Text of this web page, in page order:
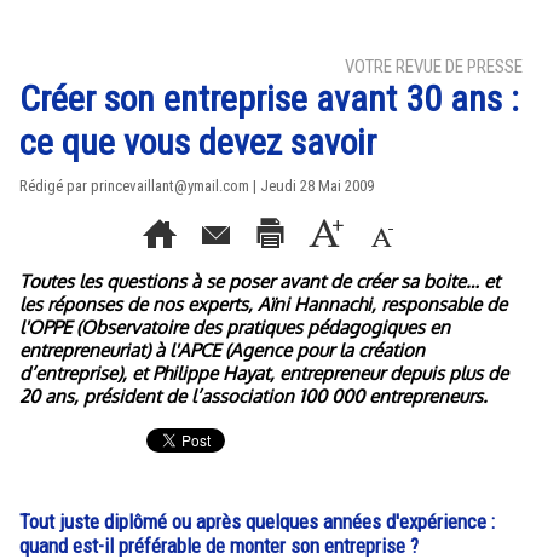
VOTRE REVUE DE PRESSE
Créer son entreprise avant 30 ans :
ce que vous devez savoir
Rédigé par princevaillant@ymail.com | Jeudi 28 Mai 2009
Toutes les questions à se poser avant de créer sa boite… et
les réponses de nos experts, Aïni Hannachi, responsable de
l'OPPE (Observatoire des pratiques pédagogiques en
entrepreneuriat) à l'APCE (Agence pour la création
d’entreprise), et Philippe Hayat, entrepreneur depuis plus de
20 ans, président de l’association 100 000 entrepreneurs.
Tout juste diplômé ou après quelques années d'expérience :
quand est-il préférable de monter son entreprise ?